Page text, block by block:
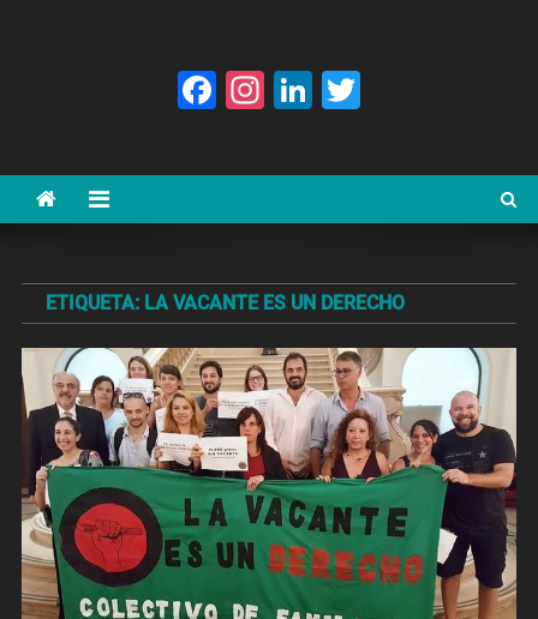
Facebook
Instagram
LinkedIn
ETIQUETA: LA VACANTE ES UN DERECHO